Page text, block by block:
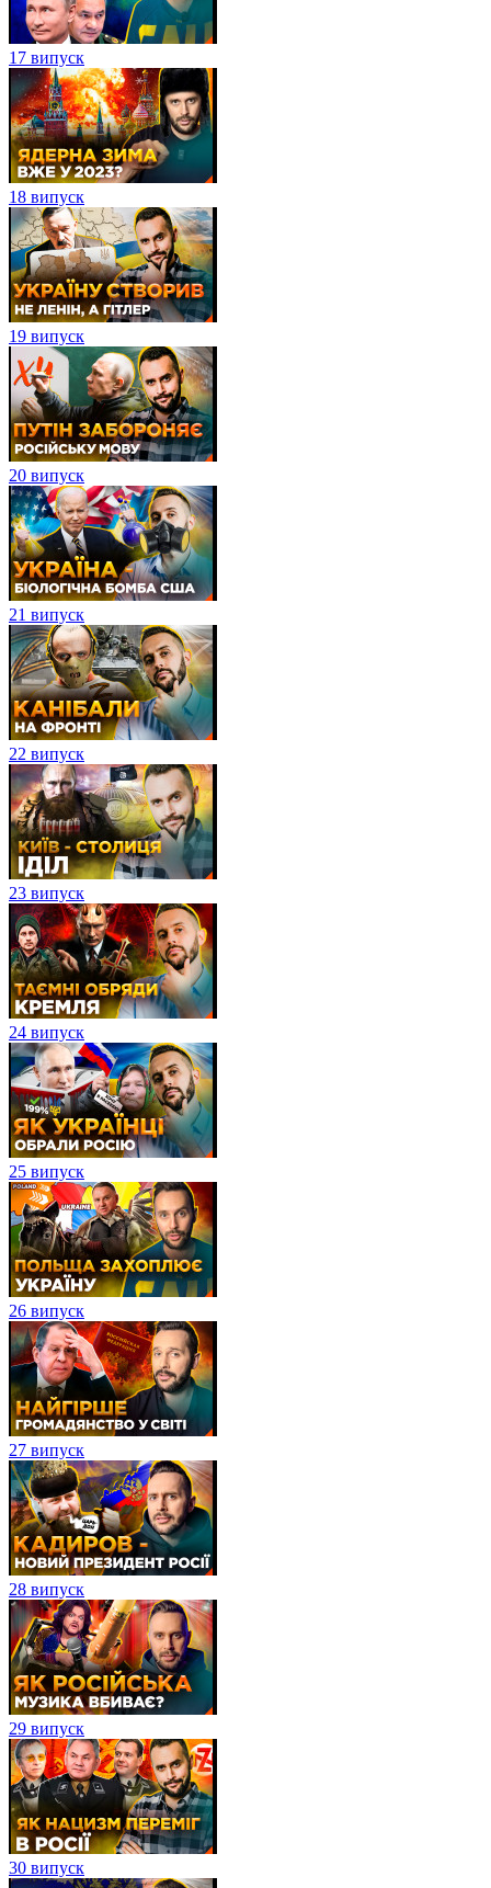
17 випуск
18 випуск
19 випуск
20 випуск
21 випуск
22 випуск
23 випуск
24 випуск
25 випуск
26 випуск
27 випуск
28 випуск
29 випуск
30 випуск